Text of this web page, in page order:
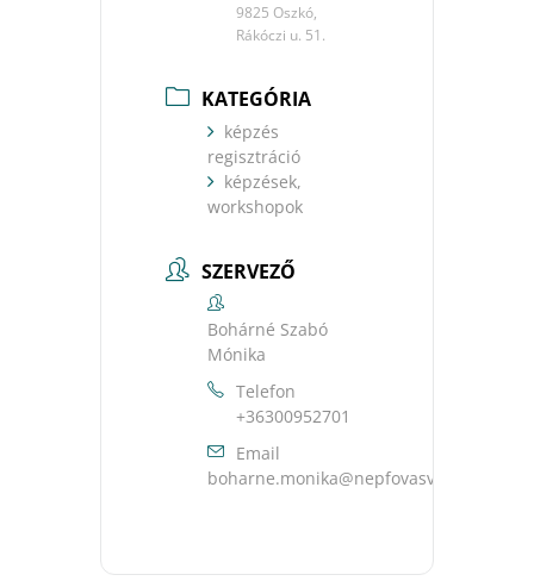
9825 Oszkó,
Rákóczi u. 51.
KATEGÓRIA
képzés
regisztráció
képzések,
workshopok
SZERVEZŐ
Bohárné Szabó
Mónika
Telefon
+36300952701
Email
uh.ravsavofpen@akinom.enrahob